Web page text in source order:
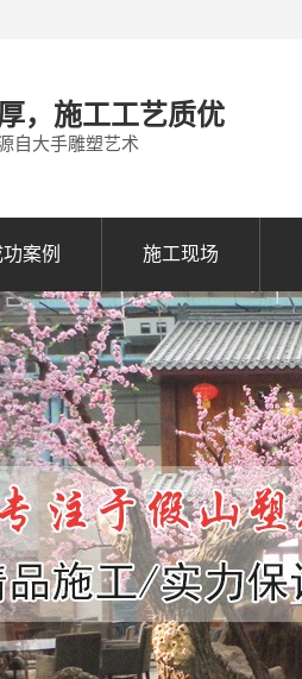
，施工工艺质优
自大手雕塑艺术
案例 施工现场